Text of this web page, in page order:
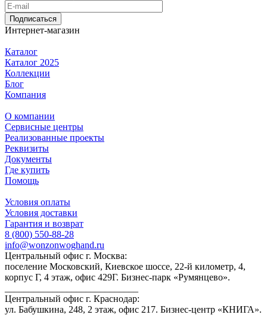
Подписаться
Интернет-магазин
Каталог
Каталог 2025
Коллекции
Блог
Компания
О компании
Сервисные центры
Реализованные проекты
Реквизиты
Документы
Где купить
Помощь
Условия оплаты
Условия доставки
Гарантия и возврат
8 (800) 550-88-28
info@wonzonwoghand.ru
Центральный офис г. Москва:
поселение Московский, Киевское шоссе, 22-й километр, 4,
корпус Г, 4 этаж, офис 429Г. Бизнес-парк «Румянцево».
Центральный офис г. Краснодар:
ул. Бабушкина, 248, 2 этаж, офис 217. Бизнес-центр «КНИГА».